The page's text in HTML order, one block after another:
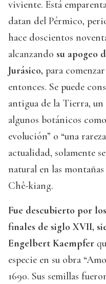
viviente. Está
datan del Pérmico,
hace doscientos
alcanzando su apogeo
Jurásico, para
entonces. Se puede
antigua de la Tierra,
algunos botánicos
evolución” o “una
actualidad, solamente
natural en las
Chê-kiang.
Fue descubierto por
finales de siglo XVII,
Engelbert Kaempfer
especie en su obra
1690. Sus semillas